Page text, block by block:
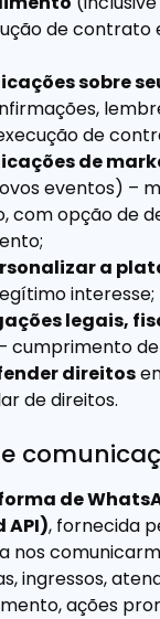
de contrato
sobre
de
de
eventos) –
com opção de
a
interesse;
legais,
cumprimento
direitos
de direitos.
de
API), fornecida
nos
ingressos,
ações